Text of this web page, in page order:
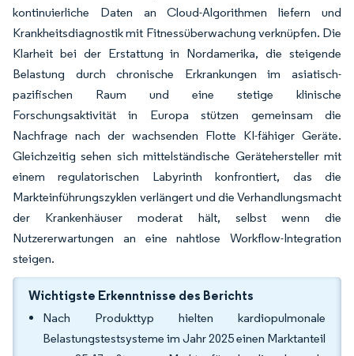
kontinuierliche Daten an Cloud-Algorithmen liefern und
Krankheitsdiagnostik mit Fitnessüberwachung verknüpfen. Die
Klarheit bei der Erstattung in Nordamerika, die steigende
Belastung durch chronische Erkrankungen im asiatisch-
pazifischen Raum und eine stetige klinische
Forschungsaktivität in Europa stützen gemeinsam die
Nachfrage nach der wachsenden Flotte KI-fähiger Geräte.
Gleichzeitig sehen sich mittelständische Gerätehersteller mit
einem regulatorischen Labyrinth konfrontiert, das die
Markteinführungszyklen verlängert und die Verhandlungsmacht
der Krankenhäuser moderat hält, selbst wenn die
Nutzererwartungen an eine nahtlose Workflow-Integration
steigen.
Wichtigste Erkenntnisse des Berichts
Nach Produkttyp hielten kardiopulmonale
Belastungstestsysteme im Jahr 2025 einen Marktanteil